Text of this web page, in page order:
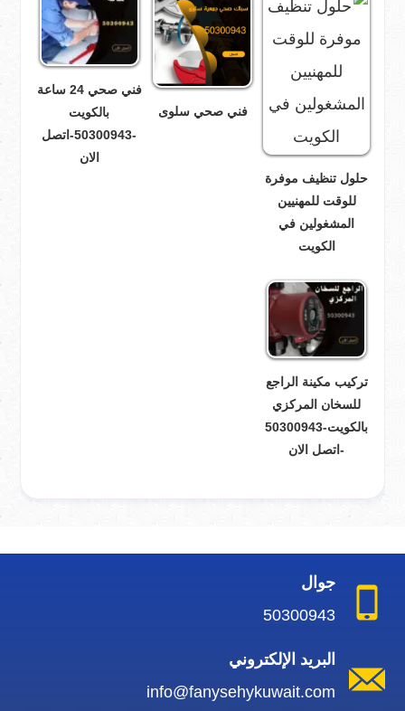
حلول تنظيف موفرة
للوقت للمهنيين
المشغولين في
الكويت
فني صحي سلوى
فني صحي 24 ساعة
بالكويت
-50300943-اتصل
الان
تركيب مكينة الراجع
للسخان المركزي
بالكويت-50300943
-اتصل الان
جوال
50300943
البريد الإلكتروني
info@fanysehykuwait.com